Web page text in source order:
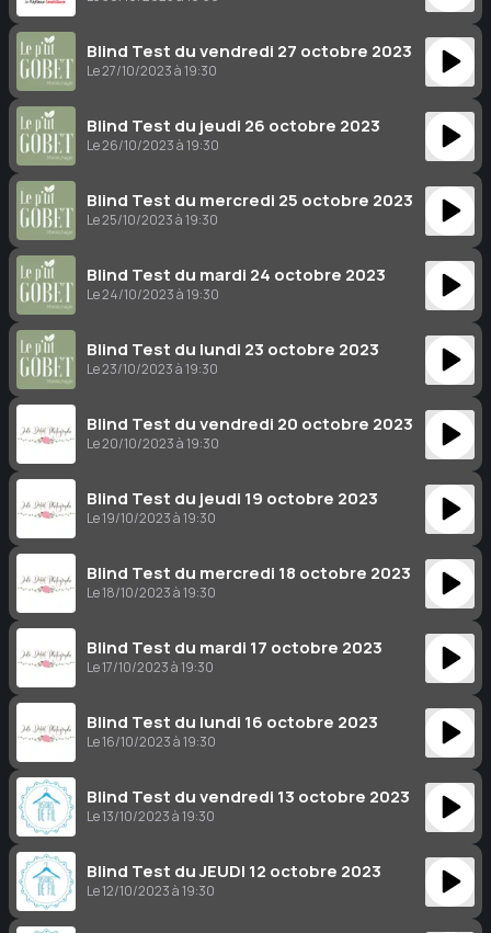
Blind Test du vendredi 27 octobre 2023
Le 27/10/2023 à 19:30
Blind Test du jeudi 26 octobre 2023
Le 26/10/2023 à 19:30
Blind Test du mercredi 25 octobre 2023
Le 25/10/2023 à 19:30
Blind Test du mardi 24 octobre 2023
Le 24/10/2023 à 19:30
Blind Test du lundi 23 octobre 2023
Le 23/10/2023 à 19:30
Blind Test du vendredi 20 octobre 2023
Le 20/10/2023 à 19:30
Blind Test du jeudi 19 octobre 2023
Le 19/10/2023 à 19:30
Blind Test du mercredi 18 octobre 2023
Le 18/10/2023 à 19:30
Blind Test du mardi 17 octobre 2023
Le 17/10/2023 à 19:30
Blind Test du lundi 16 octobre 2023
Le 16/10/2023 à 19:30
Blind Test du vendredi 13 octobre 2023
Le 13/10/2023 à 19:30
Blind Test du JEUDI 12 octobre 2023
Le 12/10/2023 à 19:30